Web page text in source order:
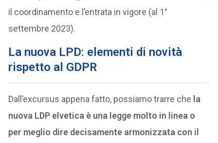
il coordinamento e l’entrata in vigore (al 1°
settembre 2023).
La nuova LPD: elementi di novità
rispetto al GDPR
Dall’excursus appena fatto, possiamo trarre che la
nuova LDP elvetica è una legge molto in linea o
per meglio dire decisamente armonizzata con il